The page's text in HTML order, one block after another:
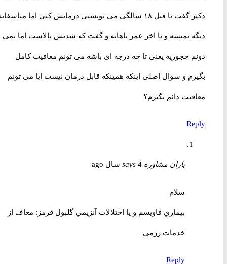
دکتر گفت تا قبل ۱۸ سالگی می تونستی درمانش کنی اما متاسفانه
دیگه نمیشه و تا اخر عمر باهاته و گفت که شدتش بالاست اما نمی
دونم چجوریه یعنی تا چه درجه ای باشه می تونم معافیت کامل
بگیرم و سوال اصلی اینکه همینکه قابل درمان نیست ایا می تونم
معافیت دائم بگیرم؟
Reply
باران مشاوره says 4 سال ago
سلام
بيماري فاويسم و يا اختلالات آنزيمي گلبول قرمز: معاف از
خدمات رزمي
Reply